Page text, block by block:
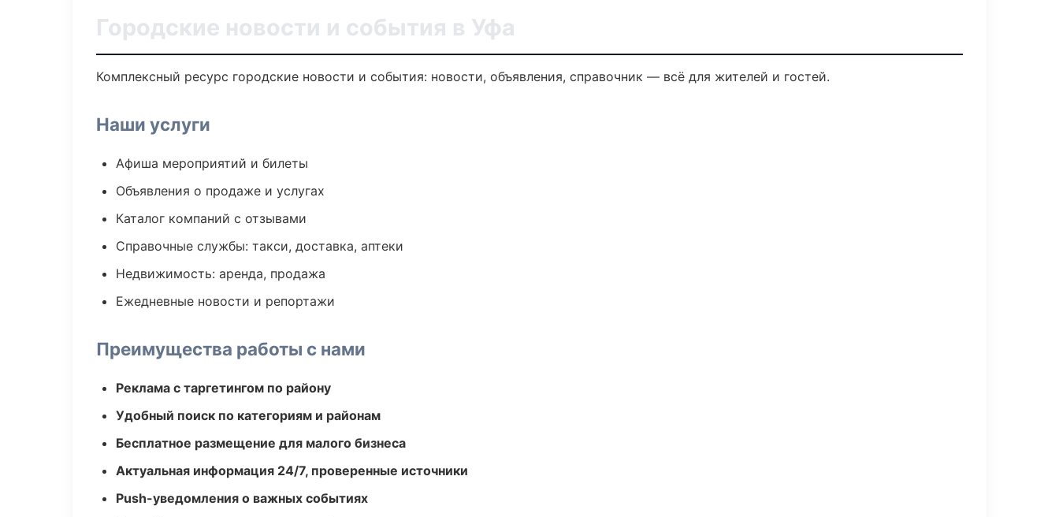
Городские новости и события в Уфа
Комплексный ресурс городские новости и события: новости, объявления, справочник — всё для жителей и гостей.
Наши услуги
Афиша мероприятий и билеты
Объявления о продаже и услугах
Каталог компаний с отзывами
Справочные службы: такси, доставка, аптеки
Недвижимость: аренда, продажа
Ежедневные новости и репортажи
Преимущества работы с нами
Реклама с таргетингом по району
Удобный поиск по категориям и районам
Бесплатное размещение для малого бизнеса
Актуальная информация 24/7, проверенные источники
Push-уведомления о важных событиях